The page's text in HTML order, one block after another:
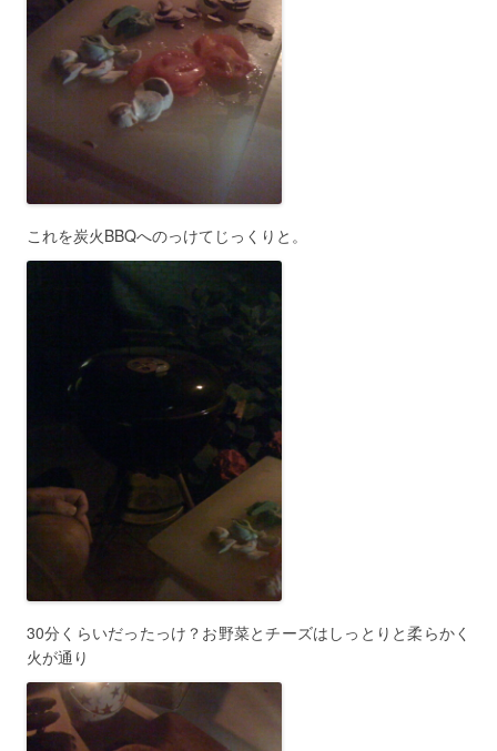
これを炭火BBQへのっけてじっくりと。
30分くらいだったっけ？お野菜とチーズはしっとりと柔らかく
火が通り